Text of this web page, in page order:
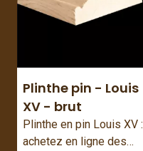
Plinthe pin - Louis
XV - brut
Plinthe en pin Louis XV :
achetez en ligne des